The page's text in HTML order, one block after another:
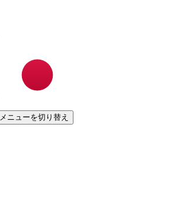
メニューを切り替え